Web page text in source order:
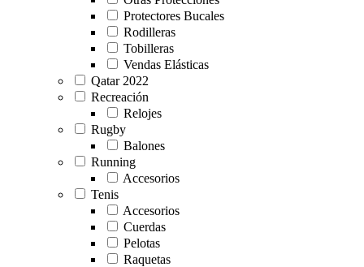
Protectores Bucales
Rodilleras
Tobilleras
Vendas Elásticas
Qatar 2022
Recreación
Relojes
Rugby
Balones
Running
Accesorios
Tenis
Accesorios
Cuerdas
Pelotas
Raquetas